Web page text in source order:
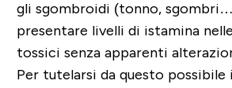
gli sgombroidi (tonno,
presentare livelli di istamina
tossici senza apparenti
Per tutelarsi da questo possibile